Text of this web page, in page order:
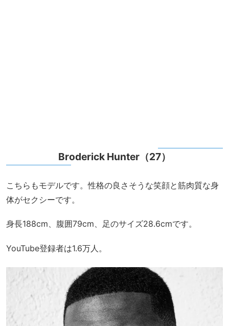
Broderick Hunter（27）
こちらもモデルです。性格の良さそうな笑顔と筋肉質な身
体がセクシーです。
身長188cm、腹囲79cm、足のサイズ28.6cmです。
YouTube登録者は1.6万人。